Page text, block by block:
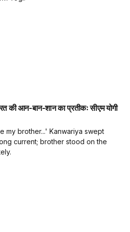
की आन-बान-शान का प्रतीकः सीएम योगी